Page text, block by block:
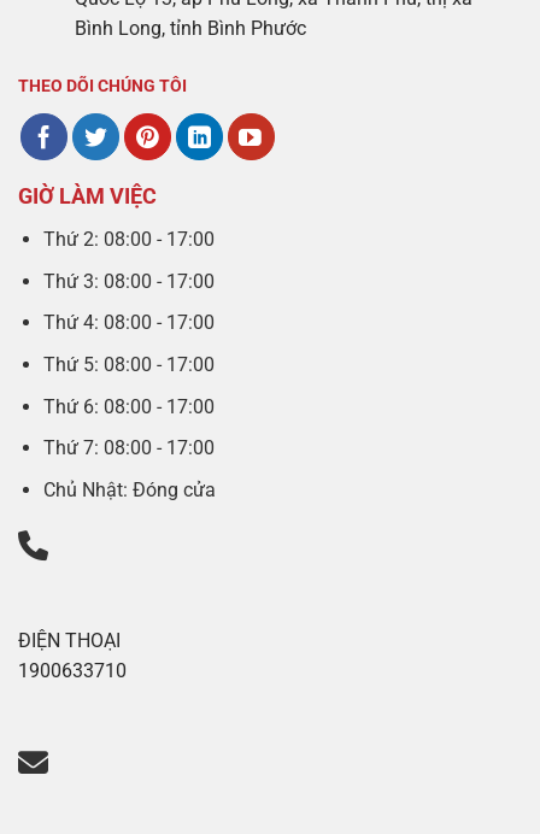
Bình Long, tỉnh Bình Phước
THEO DÕI CHÚNG TÔI
GIỜ LÀM VIỆC
Thứ 2: 08:00 - 17:00
Thứ 3: 08:00 - 17:00
Thứ 4: 08:00 - 17:00
Thứ 5: 08:00 - 17:00
Thứ 6: 08:00 - 17:00
Thứ 7: 08:00 - 17:00
Chủ Nhật: Đóng cửa
ĐIỆN THOẠI
1900633710